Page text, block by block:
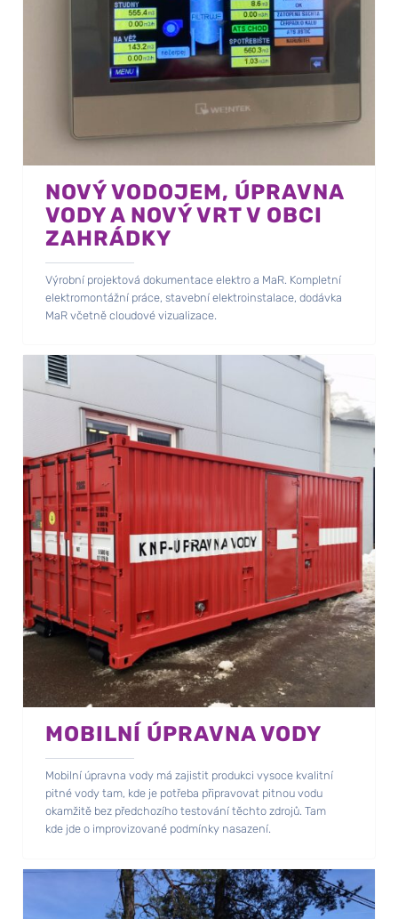
NOVÝ VODOJEM, ÚPRAVNA
VODY A NOVÝ VRT V OBCI
ZAHRÁDKY
Výrobní projektová dokumentace elektro a MaR. Kompletní
elektromontážní práce, stavební elektroinstalace, dodávka
MaR včetně cloudové vizualizace.
MOBILNÍ ÚPRAVNA VODY
Mobilní úpravna vody má zajistit produkci vysoce kvalitní
pitné vody tam, kde je potřeba připravovat pitnou vodu
okamžitě bez předchozího testování těchto zdrojů. Tam
kde jde o improvizované podmínky nasazení.